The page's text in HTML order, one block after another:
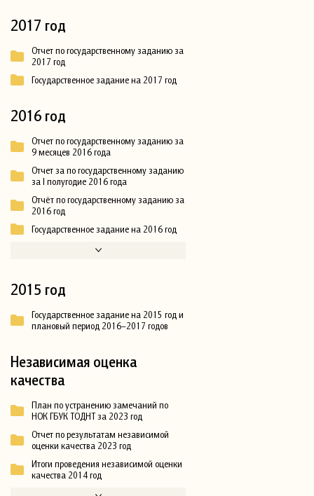
2017 год
Отчет по государственному заданию за
2017 год
Государственное задание на 2017 год
2016 год
Отчет по государственному заданию за
9 месяцев 2016 года
Отчет за по государственному заданию
за I полугодие 2016 года
Отчёт по государственному заданию за
2016 год
Государственное задание на 2016 год
2015 год
Государственное задание на 2015 год и
плановый период 2016–2017 годов
Независимая оценка
качества
План по устранению замечаний по
НОК ГБУК ТОДНТ за 2023 год
Отчет по результатам независимой
оценки качества 2023 год
Итоги проведения независимой оценки
качества 2014 год